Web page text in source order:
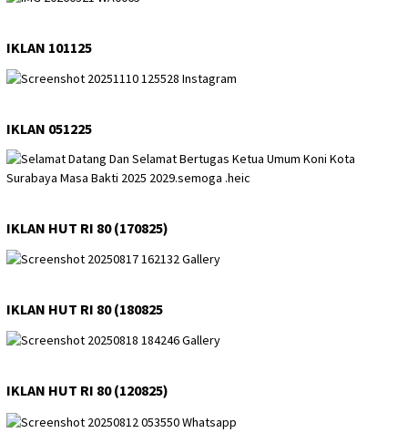
IKLAN 101125
IKLAN 051225
IKLAN HUT RI 80 (170825)
IKLAN HUT RI 80 (180825
IKLAN HUT RI 80 (120825)